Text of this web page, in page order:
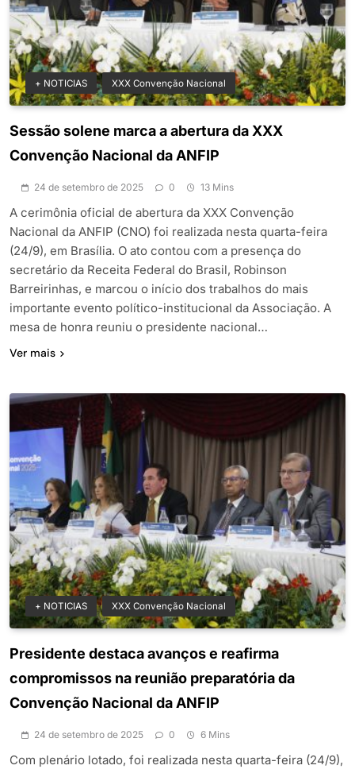
+ NOTICIAS XXX Convenção Nacional
Sessão solene marca a abertura da XXX
Convenção Nacional da ANFIP
24 de setembro de 2025 0 13 Mins
A cerimônia oficial de abertura da XXX Convenção
Nacional da ANFIP (CNO) foi realizada nesta quarta-feira
(24/9), em Brasília. O ato contou com a presença do
secretário da Receita Federal do Brasil, Robinson
Barreirinhas, e marcou o início dos trabalhos do mais
importante evento político-institucional da Associação. A
mesa de honra reuniu o presidente nacional…
Ver mais
+ NOTICIAS XXX Convenção Nacional
Presidente destaca avanços e reafirma
compromissos na reunião preparatória da
Convenção Nacional da ANFIP
24 de setembro de 2025 0 6 Mins
Com plenário lotado, foi realizada nesta quarta-feira (24/9),